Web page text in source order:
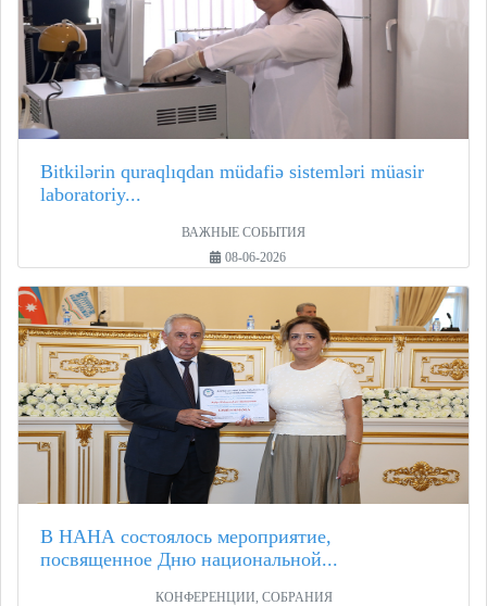
Bitkilərin quraqlıqdan müdafiə sistemləri müasir
laboratoriy...
ВАЖНЫЕ СОБЫТИЯ
08-06-2026
В НАНА состоялось мероприятие,
посвященное Дню национальной...
КОНФЕРЕНЦИИ, СОБРАНИЯ